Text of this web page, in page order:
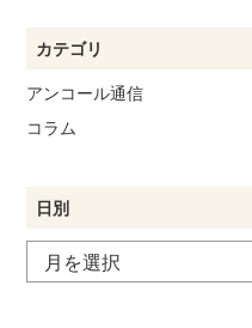
カテゴリ
アンコール通信
コラム
日別